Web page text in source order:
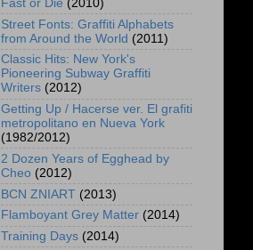
Fast or Die (2010)
Street Fonts: Graffiti Alphabets
from Around the World (2011)
Classic Hits: New York's
Pioneering Subway Graffiti
Writers (2012)
Getting Up / Hacerse ver. El grafiti
metropolitano en Nueva York
(1982/2012)
2 Dozen Years of Egghead by
Cheo (2012)
BCN ZNIART (2013)
Flamboyant Grey Matter (2014)
Training Days (2014)